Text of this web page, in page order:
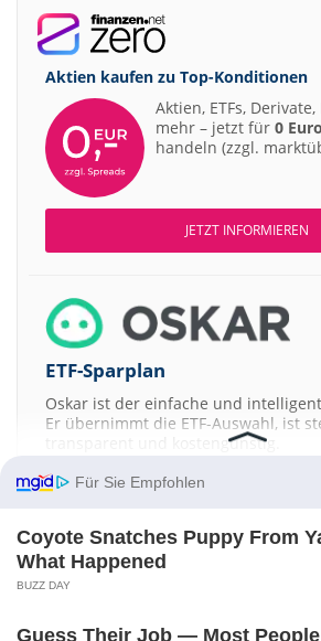
Aktien kaufen zu Top-Konditionen
Aktien, ETFs,
mehr – jetzt für 0
handeln (zzgl.
JETZT INFORMIEREN
ETF-Sparplan
Oskar ist der einfache und
Er übernimmt die ETF-Auswahl, ist
transparent und kostengünstig.
JETZT MEHR ERFAHREN
Für Sie Empfohlen
Coyote Snatches Puppy From
What Happened
BUZZ DAY
Guess Their Job — Most